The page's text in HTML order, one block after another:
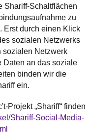
Shariff-Schaltflächen
zu
Erst durch einen Klick
sozialen Netzwerks
sozialen Netzwerk
Daten an das soziale
binden wir die
ein.
Projekt „Shariff“ finden
Shariff-Social-Media-